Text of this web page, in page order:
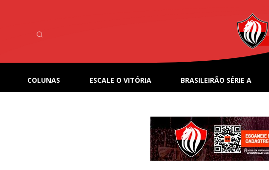
COLUNAS ESCALE O VITÓRIA BRASILEIRÃO SÉRIE A